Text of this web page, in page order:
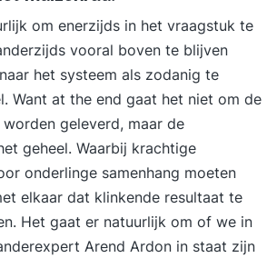
om enerzijds in het vraagstuk te
vooral boven te blijven
het systeem als zodanig te
Want at the end gaat het niet om de
geleverd, maar de
geheel. Waarbij krachtige
onderlinge samenhang moeten
elkaar dat klinkende resultaat te
Het gaat er natuurlijk om of we in
Arend Ardon in staat zijn